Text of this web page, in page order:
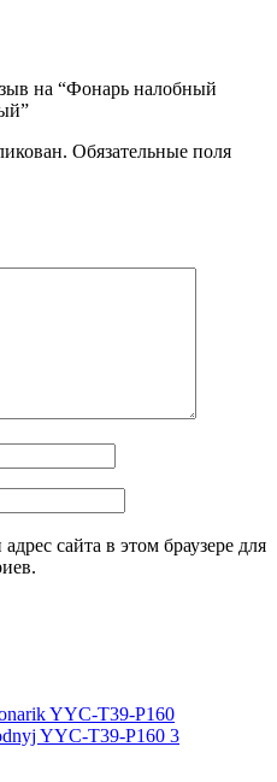
на “Фонарь налобный
Обязательные поля
сайта в этом браузере для